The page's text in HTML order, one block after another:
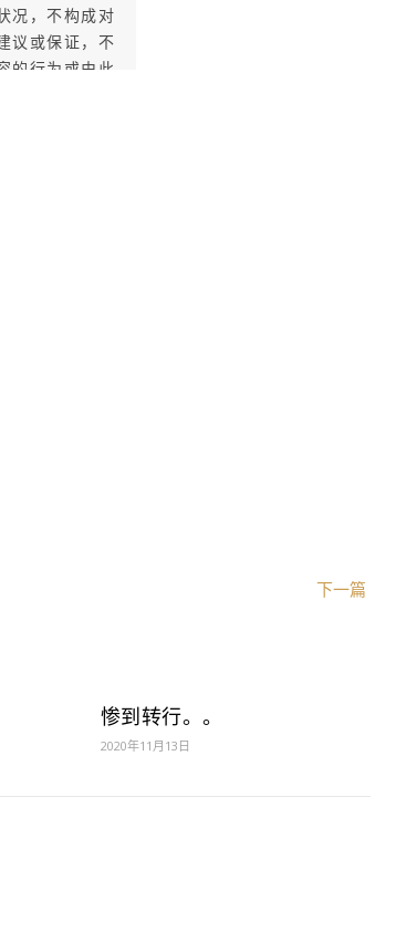
况，不构成对
议或保证，不
的行为或由此
下一篇
惨到转行。。
2020年11月13日